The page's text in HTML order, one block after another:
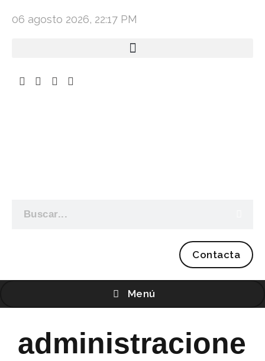
06 agosto 2026, 22:17 PM
Contacta
Menú
administracione